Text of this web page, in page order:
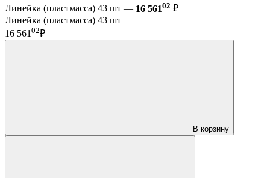
Линейка (пластмасса) 43 шт — 16 56102 ₽
Линейка (пластмасса) 43 шт
16 561 02₽
В корзину